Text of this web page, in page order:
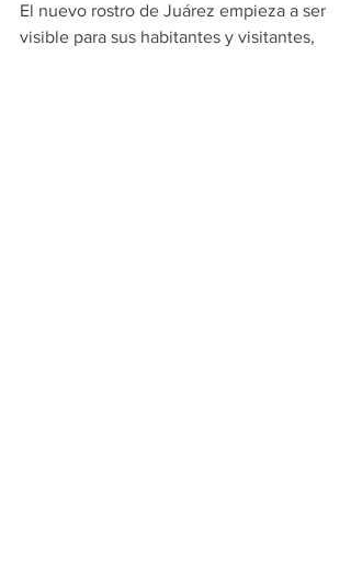
El nuevo rostro de Juárez empieza a ser
visible para sus habitantes y visitantes,